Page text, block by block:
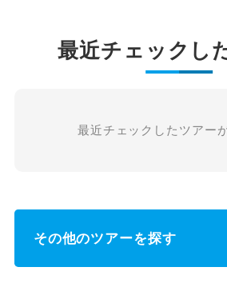
最近チェックし
最近チェックしたツアー
その他のツアーを探す